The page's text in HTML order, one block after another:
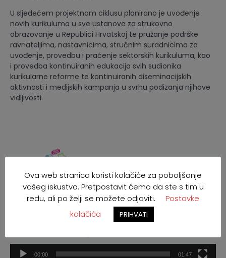
U sljedećem projektnom ciklusu planirano je uvođenje
novih kurikuluma u sve ustanove za strukovno
obrazovanje u Republici Hrvatskoj te pružanje podrške
ravnateljima, nastavnicima, stručnim suradnicima za
uvođenje, provedbu i praćenje sektorskih kurikuluma, kao
i provedba kontinuiranih edukacija svih sudionika
kurikularne reforme te kontinuiranih diseminacijskih
aktivnosti i medijskih kampanja u svrhu podizanja njihove
vidljivosti.
Reproduktor
00:00 01:47
Ova web stranica koristi kolačiće za poboljšanje
vašeg iskustva. Pretpostavit ćemo da ste s tim u
redu, ali po želji se možete odjaviti.
Postavke
kolačića
PRIHVATI